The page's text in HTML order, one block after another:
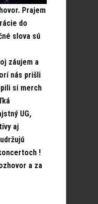
Prajem
do
slova sú
záujem a
nás prišli
si merch
UG,
aj
!
a za